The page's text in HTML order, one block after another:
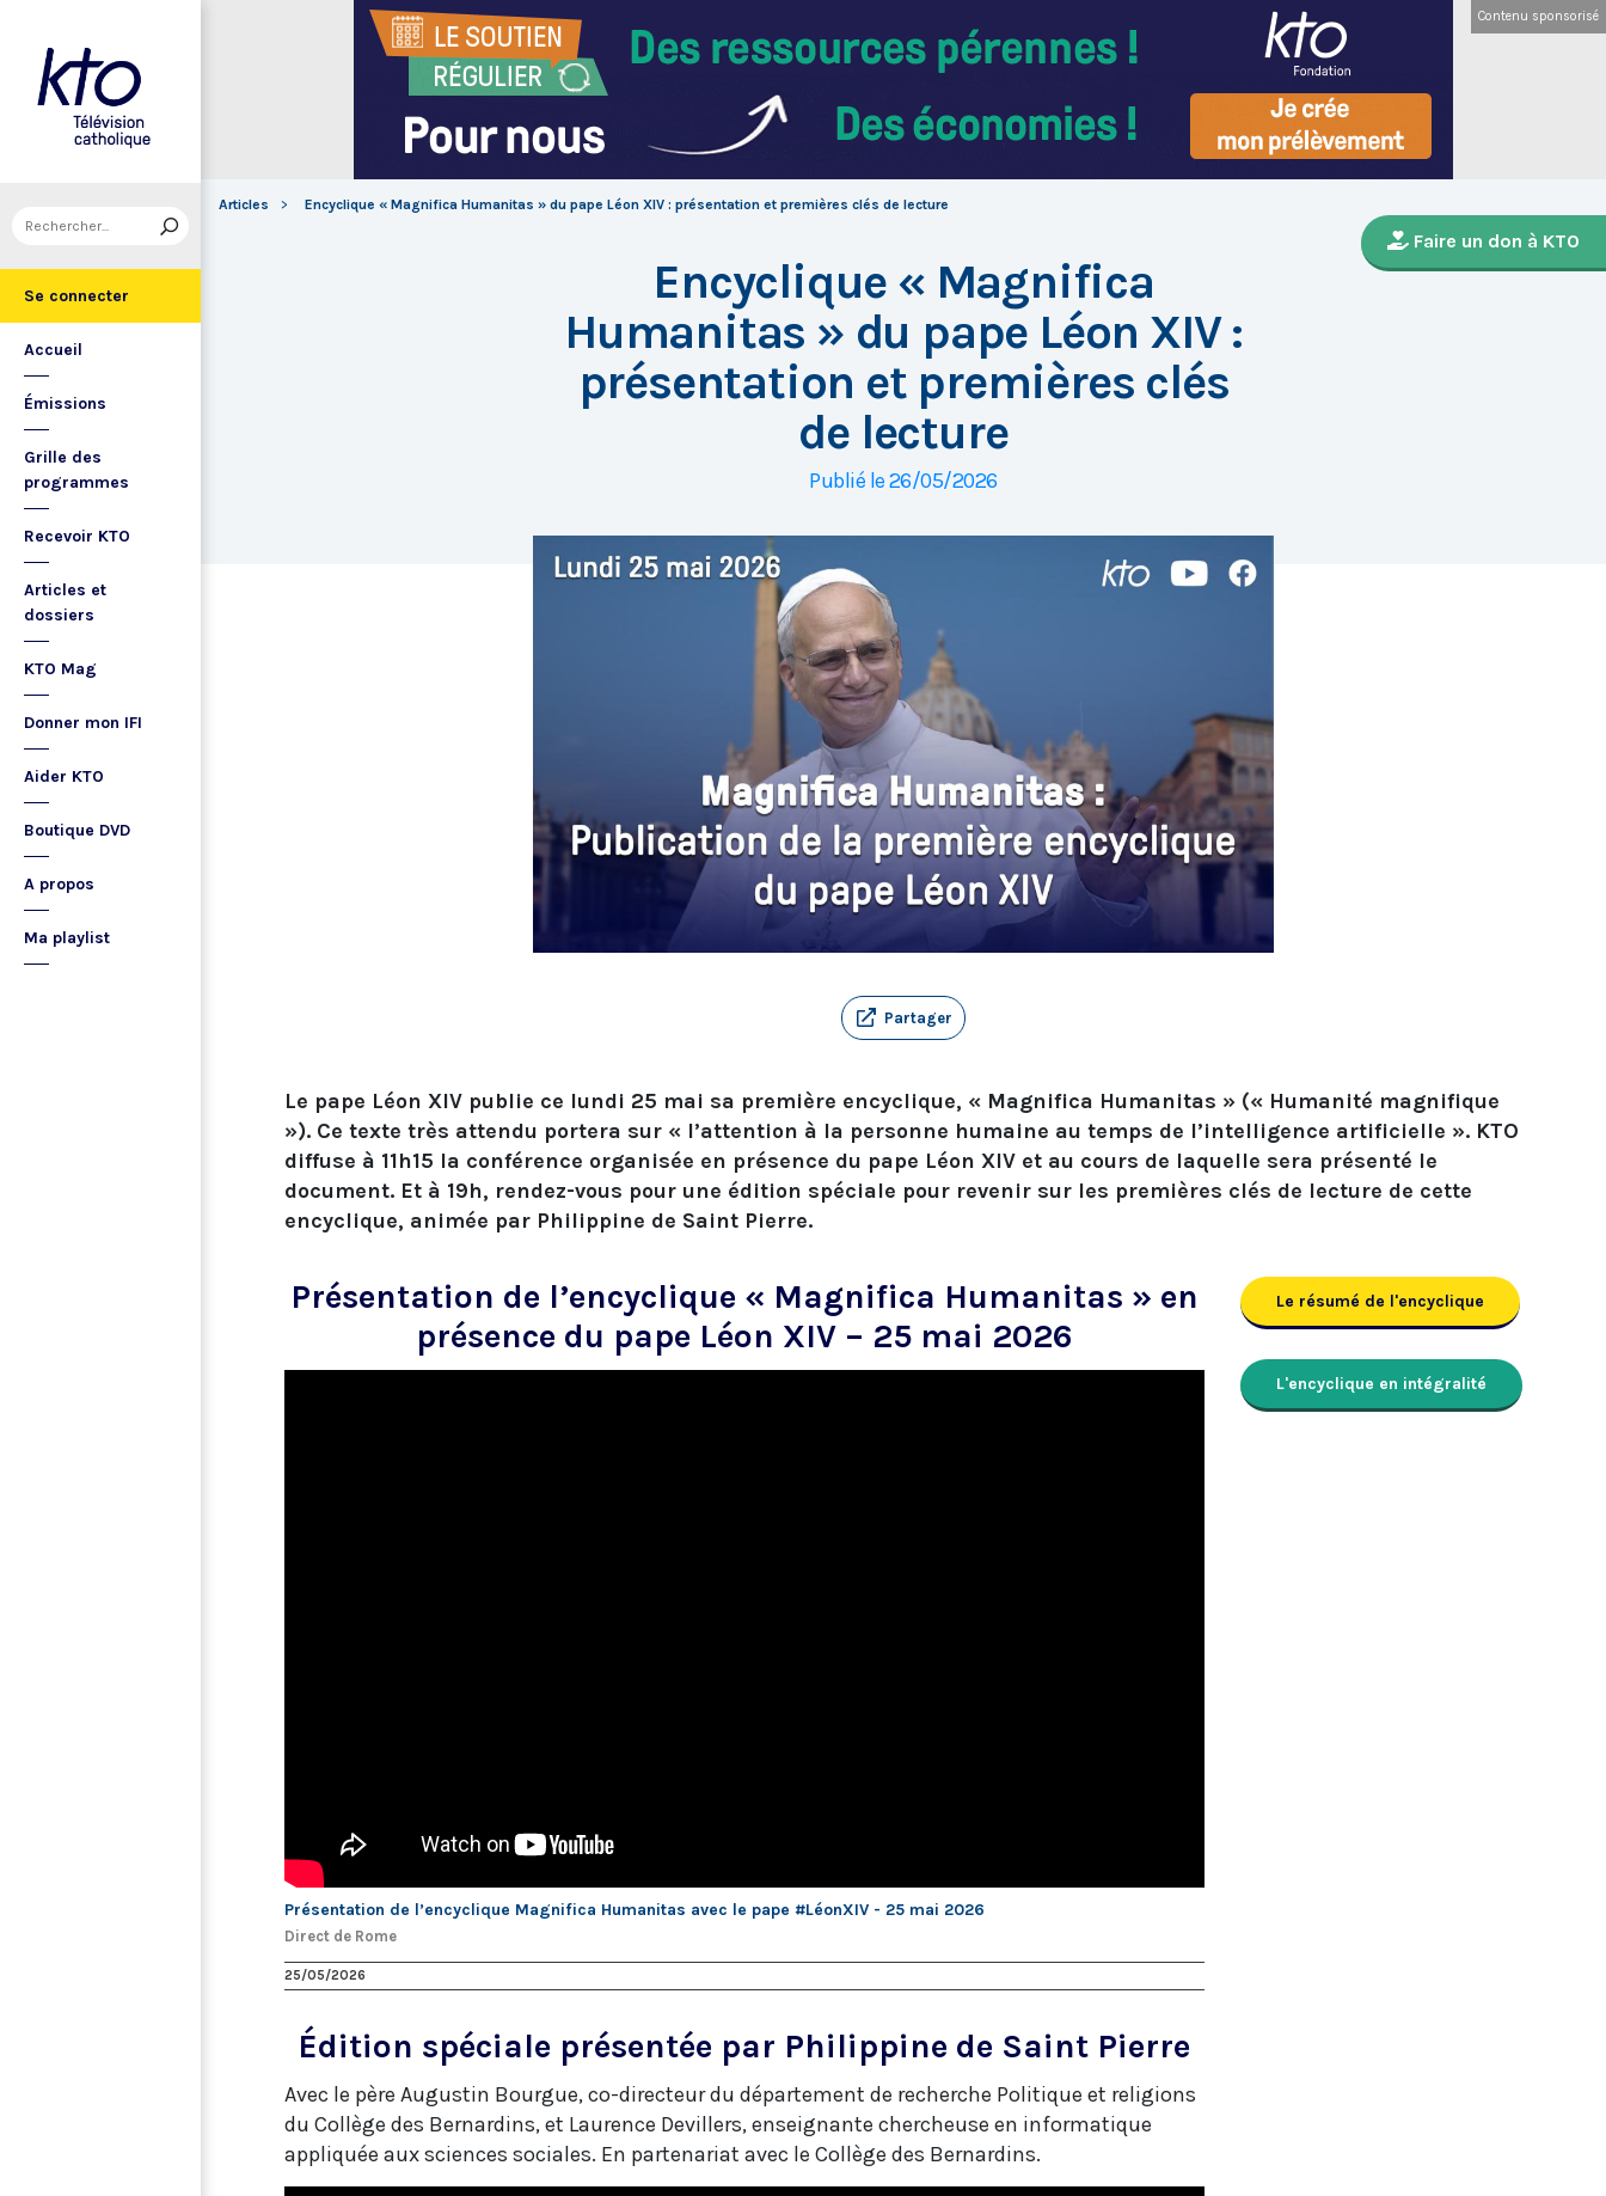
Se connecter
Accueil
Émissions
Grille des
programmes
Recevoir KTO
Articles et
dossiers
KTO Mag
Donner mon IFI
Aider KTO
Boutique DVD
A propos
Ma playlist
Contenu sponsorisé
Articles Encyclique « Magnifica Humanitas » du pape Léon XIV : présentation et premières clés de lecture
Faire un don à KTO
Encyclique « Magnifica
Humanitas » du pape Léon XIV :
présentation et premières clés
de lecture
Publié le 26/05/2026
Partager
Le pape Léon XIV publie ce lundi 25 mai sa première encyclique, « Magnifica Humanitas » (« Humanité magnifique
»). Ce texte très attendu portera sur « l’attention à la personne humaine au temps de l’intelligence artificielle ». KTO
diffuse à 11h15 la conférence organisée en présence du pape Léon XIV et au cours de laquelle sera présenté le
document. Et à 19h, rendez-vous pour une édition spéciale pour revenir sur les premières clés de lecture de cette
encyclique, animée par Philippine de Saint Pierre.
Présentation de l’encyclique « Magnifica Humanitas » en
présence du pape Léon XIV – 25 mai 2026
Présentation de l’encyclique Magnifica Humanitas avec le pape #LéonXIV - 25 mai 2026
Direct de Rome
25/05/2026
Le résumé de l'encyclique
L'encyclique en intégralité
Édition spéciale présentée par Philippine de Saint Pierre
Avec le père Augustin Bourgue, co-directeur du département de recherche Politique et religions
du Collège des Bernardins, et Laurence Devillers, enseignante chercheuse en informatique
appliquée aux sciences sociales. En partenariat avec le Collège des Bernardins.